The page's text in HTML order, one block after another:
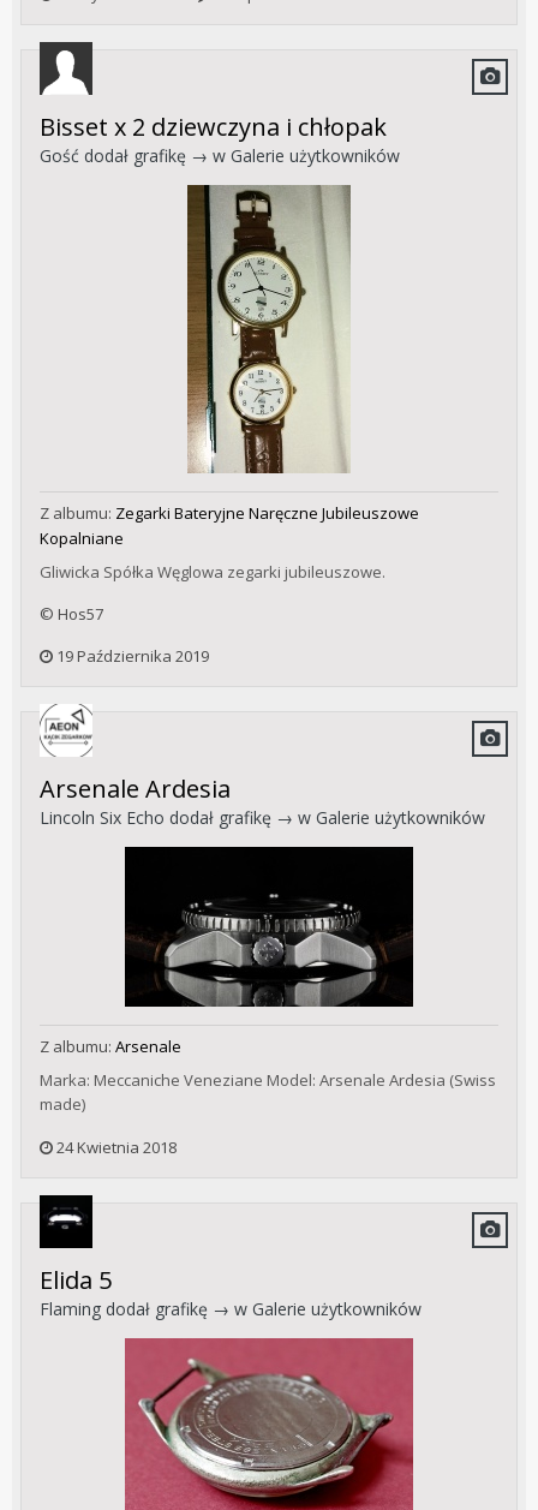
Bisset x 2 dziewczyna i chłopak
Gość dodał grafikę → w Galerie użytkowników
Z albumu: Zegarki Bateryjne Naręczne Jubileuszowe
Kopalniane
Gliwicka Spółka Węglowa zegarki jubileuszowe.
© Hos57
19 Października 2019
Arsenale Ardesia
Lincoln Six Echo dodał grafikę → w Galerie użytkowników
Z albumu: Arsenale
Marka: Meccaniche Veneziane Model: Arsenale Ardesia (Swiss
made)
24 Kwietnia 2018
Elida 5
Flaming dodał grafikę → w Galerie użytkowników